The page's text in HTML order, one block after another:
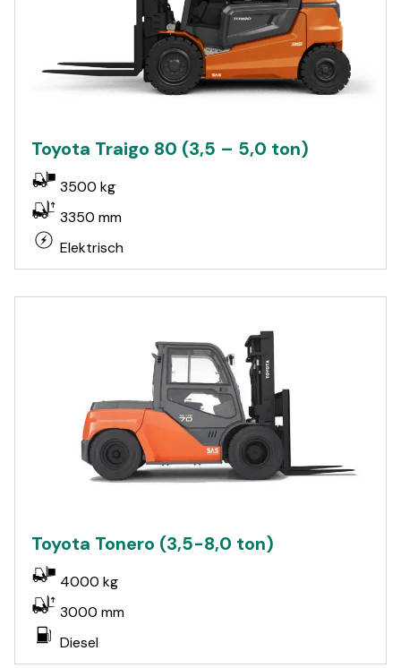
Toyota Traigo 80 (3,5 – 5,0 ton)
3500 kg
3350 mm
Elektrisch
Toyota Tonero (3,5-8,0 ton)
4000 kg
3000 mm
Diesel